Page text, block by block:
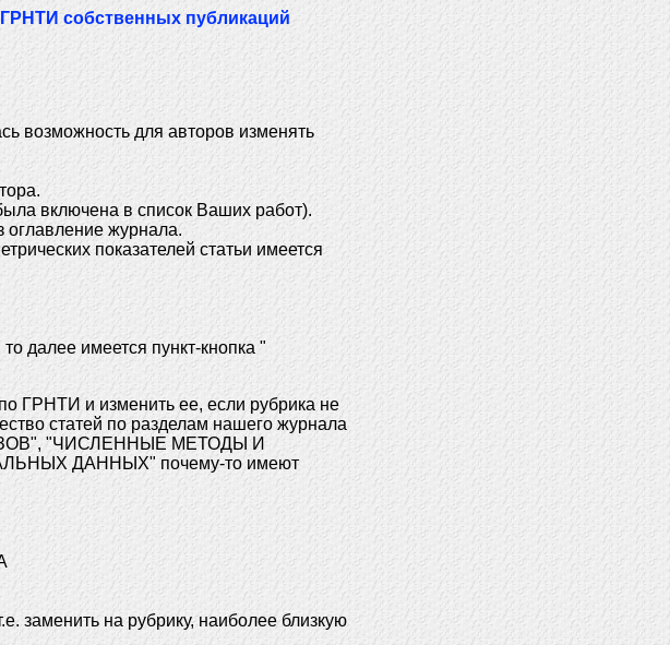
собственных публикаций
возможность для авторов изменять
включена в список Ваших работ).
оглавление журнала.
показателей статьи имеется
далее имеется пункт-кнопка "
ГРНТИ и изменить ее, если рубрика не
статей по разделам нашего журнала
"ЧИСЛЕННЫЕ МЕТОДЫ И
ДАННЫХ" почему-то имеют
заменить на рубрику, наиболее близкую